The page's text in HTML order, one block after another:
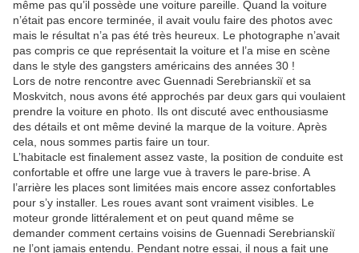
même pas qu’il possède une voiture pareille. Quand la voiture
n’était pas encore terminée, il avait voulu faire des photos avec
mais le résultat n’a pas été très heureux. Le photographe n’avait
pas compris ce que représentait la voiture et l’a mise en scène
dans le style des gangsters américains des années 30 !
Lors de notre rencontre avec Guennadi Serebrianskiï et sa
Moskvitch, nous avons été approchés par deux gars qui voulaient
prendre la voiture en photo. Ils ont discuté avec enthousiasme
des détails et ont même deviné la marque de la voiture. Après
cela, nous sommes partis faire un tour.
L’habitacle est finalement assez vaste, la position de conduite est
confortable et offre une large vue à travers le pare-brise. A
l’arrière les places sont limitées mais encore assez confortables
pour s’y installer. Les roues avant sont vraiment visibles. Le
moteur gronde littéralement et on peut quand même se
demander comment certains voisins de Guennadi Serebrianskiï
ne l’ont jamais entendu. Pendant notre essai, il nous a fait une